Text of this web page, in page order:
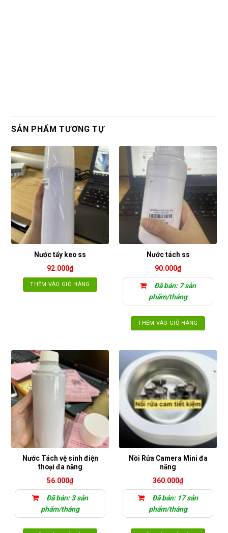
SẢN PHẨM TƯƠNG TỰ
Nước tẩy keo ss
92.000₫
THÊM VÀO GIỎ HÀNG
Nước tách ss
90.000₫
Đã bán: 7 sản
phẩm/tháng
THÊM VÀO GIỎ HÀNG
Nước Tách vệ sinh điện
thoại đa năng
56.000₫
Đã bán: 3 sản
phẩm/tháng
Nồi Rửa Camera Mini đa
năng
360.000₫
Đã bán: 17 sản
phẩm/tháng